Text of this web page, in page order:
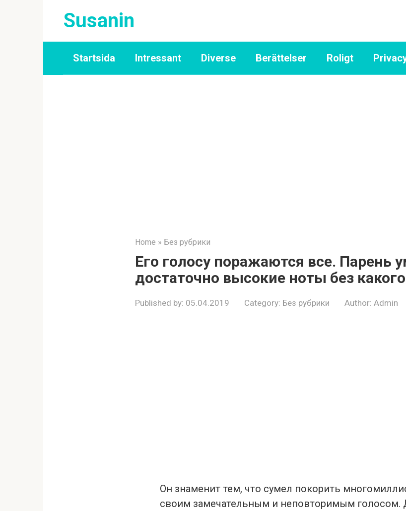
Susanin
Startsida Intressant Diverse Berättelser Roligt
Home » Без рубрики
Его голосу поражаются все. Парень
достаточно высокие ноты без
Published by: 05.04.2019 Category: Без рубрики Author: Admin
Он знаменит тем, что сумел покорить
своим замечательным и неповторимым голосом.